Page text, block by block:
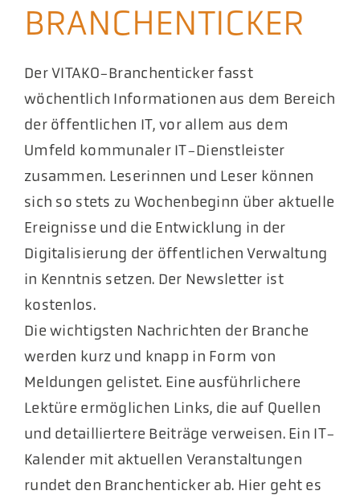
Aktuelles
Podcast
BRANCHENTICKER
Der VITAKO-Branchenticker fasst
wöchentlich Informationen aus dem Bereich
der öffentlichen IT, vor allem aus dem
Umfeld kommunaler IT-Dienstleister
zusammen. Leserinnen und Leser können
sich so stets zu Wochenbeginn über aktuelle
Ereignisse und die Entwicklung in der
Digitalisierung der öffentlichen Verwaltung
in Kenntnis setzen. Der Newsletter ist
kostenlos.
Die wichtigsten Nachrichten der Branche
werden kurz und knapp in Form von
Meldungen gelistet. Eine ausführlichere
Lektüre ermöglichen Links, die auf Quellen
und detailliertere Beiträge verweisen. Ein IT-
Kalender mit aktuellen Veranstaltungen
rundet den Branchenticker ab. Hier geht es